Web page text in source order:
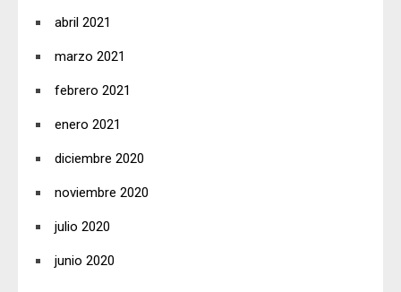
abril 2021
marzo 2021
febrero 2021
enero 2021
diciembre 2020
noviembre 2020
julio 2020
junio 2020